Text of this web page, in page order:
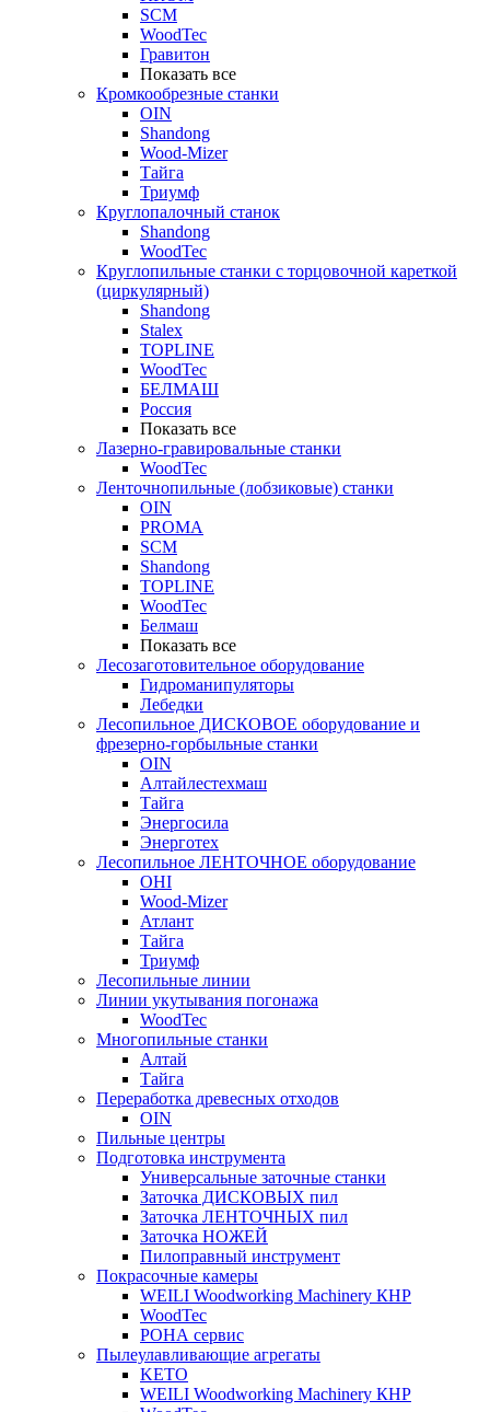
SCM
WoodTec
Гравитон
Показать все
Кромкообрезные станки
OIN
Shandong
Wood-Mizer
Тайга
Триумф
Круглопалочный станок
Shandong
WoodTec
Круглопильные станки с торцовочной кареткой
(циркулярный)
Shandong
Stalex
TOPLINE
WoodTec
БЕЛМАШ
Россия
Показать все
Лазерно-гравировальные станки
WoodTec
Ленточнопильные (лобзиковые) станки
OIN
PROMA
SCM
Shandong
TOPLINE
WoodTec
Белмаш
Показать все
Лесозаготовительное оборудование
Гидроманипуляторы
Лебедки
Лесопильное ДИСКОВОЕ оборудование и
фрезерно-горбыльные станки
OIN
Алтайлестехмаш
Тайга
Энергосила
Энерготех
Лесопильное ЛЕНТОЧНОЕ оборудование
OHI
Wood-Mizer
Атлант
Тайга
Триумф
Лесопильные линии
Линии укутывания погонажа
WoodTec
Многопильные станки
Алтай
Тайга
Переработка древесных отходов
OIN
Пильные центры
Подготовка инструмента
Универсальные заточные станки
Заточка ДИСКОВЫХ пил
Заточка ЛЕНТОЧНЫХ пил
Заточка НОЖЕЙ
Пилоправный инструмент
Покрасочные камеры
WEILI Woodworking Machinery КНР
WoodTec
РОНА сервис
Пылеулавливающие агрегаты
KETO
WEILI Woodworking Machinery КНР